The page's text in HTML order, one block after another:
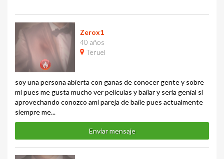
Zerox1
40 años
Teruel
soy una persona abierta con ganas de conocer gente y sobre
mi pues me gusta mucho ver películas y bailar y seria genial si
aprovechando conozco ami pareja de baile pues actualmente
siempre me...
Enviar mensaje